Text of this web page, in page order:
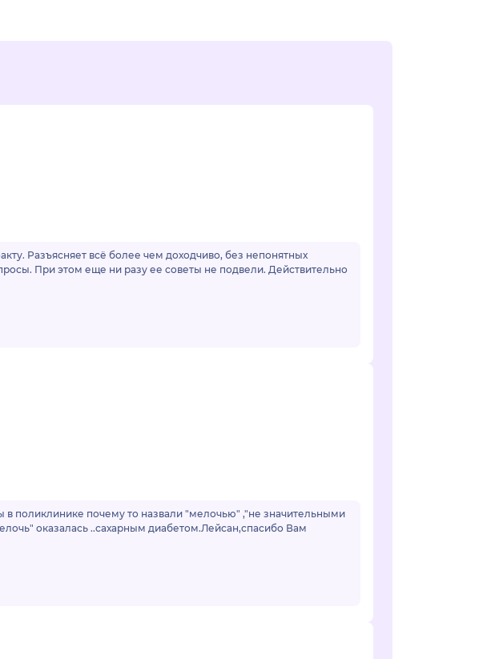
Разъясняет всё более чем доходчиво, без непонятных
При этом еще ни разу ее советы не подвели. Действительно
в поликлинике почему то назвали "мелочью" ,"не значительными
оказалась ..сахарным диабетом.Лейсан,спасибо Вам